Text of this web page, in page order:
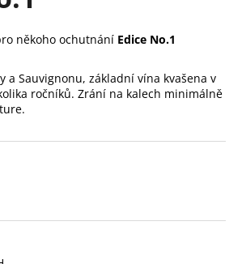
někoho ochutnání Edice No.1
a Sauvignonu, základní vína kvašena v
ročníků. Zrání na kalech minimálně